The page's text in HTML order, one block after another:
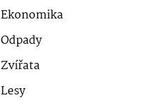
Ekonomika
Odpady
Zvířata
Lesy